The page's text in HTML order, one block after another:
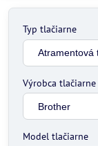
Typ tlačiarne
Výrobca tlačiarne
Model tlačiarne